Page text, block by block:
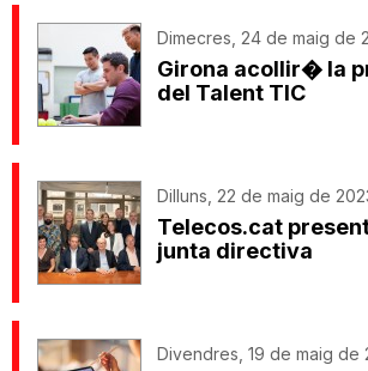
Dimecres, 24 de maig de
Girona acollir� la
del Talent TIC
Dilluns, 22 de maig de
Telecos.cat
junta directiva
Divendres, 19 de maig de